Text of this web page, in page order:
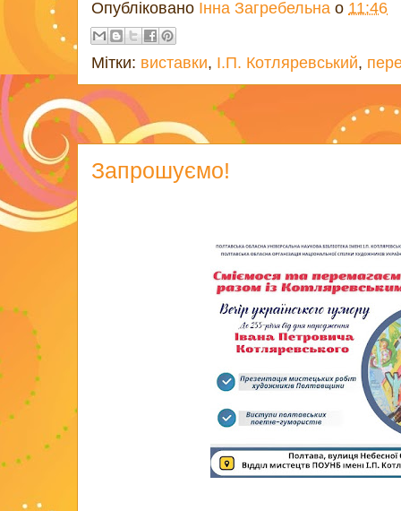
Опубліковано Інна Загребельна о 11:46
Мітки: виставки, І.П. Котляревський,
Запрошуємо!